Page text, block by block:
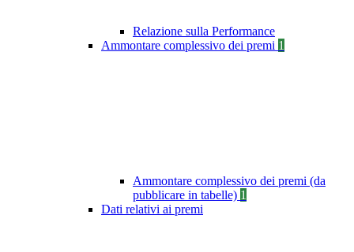
Relazione sulla Performance
Ammontare complessivo dei premi 1
Ammontare complessivo dei premi (da
pubblicare in tabelle) 1
Dati relativi ai premi